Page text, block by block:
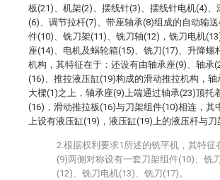
板(21)、机架(2)、摆线针(3)、摆线针电机(4)、
(6)、调节拉杆(7)、带座轴承(8)组成的自动输
件(10)、铣刀架(11)、铣刀轴(12)，铣刀电机
座(14)、电机及蜗轮箱(15)、铣刀(17)、升降螺
机构，其特征在于：还设有由轴承座(9)、轴承
(16)、推拉液压缸(19)构成的滑动推拉机构，轴
大樑(1)之上，轴承座(9)上端通过轴承(23)顶托
(16)，滑动推拉板(16)与刀架组件(10)相连，其
上设有液压缸(19)，液压缸(19)上的液压杆与刀
2.根据权利要求1所述的铣平机，其特征
(9)两侧对称设有一套刀架组件(10)、铣
(12)、铣刀电机(13)、铣刀(17)。